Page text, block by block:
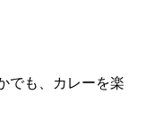
でも、カレーを楽